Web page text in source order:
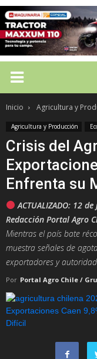
Inicio Agricultura y
Agricultura y Producción
Crisis del
Enfrenta su
ACTUALIZADO: 12
Redacción Portal Agro
Mientras el país bate
muestra señales de
exportadores y
Por Portal Agro Chile /